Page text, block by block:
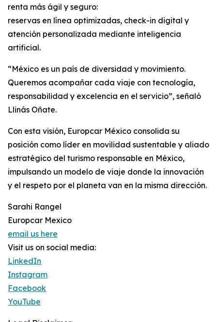
renta más ágil y seguro:
reservas en línea optimizadas, check-in digital y
atención personalizada mediante inteligencia
artificial.
“México es un país de diversidad y movimiento.
Queremos acompañar cada viaje con tecnología,
responsabilidad y excelencia en el servicio”, señaló
Llinás Oñate.
Con esta visión, Europcar México consolida su
posición como líder en movilidad sustentable y aliado
estratégico del turismo responsable en México,
impulsando un modelo de viaje donde la innovación
y el respeto por el planeta van en la misma dirección.
Sarahi Rangel
Europcar Mexico
email us here
Visit us on social media:
LinkedIn
Instagram
Facebook
YouTube